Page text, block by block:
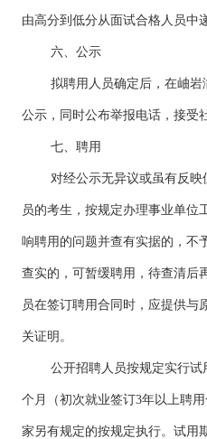
由高分到低分从面试合格人员中
六、公示
拟聘用人员确定后，在岫
公示，同时公布举报电话，接受
七、聘用
对经公示无异议或虽有反
员的考生，按规定办理事业单位
响聘用的问题并查有实据的，不
查实的，可暂缓聘用，待查清后
员在签订聘用合同时，应提供与
关证明。
公开招聘人员按规定实行
个月（初次就业签订3年以上聘
家另有规定的按规定执行。试用